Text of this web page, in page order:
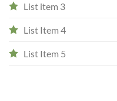
List item 3
List Item 4
List Item 5